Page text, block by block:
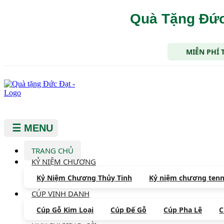
Quà Tặng
MIỄN PHÍ
☰ MENU
TRANG CHỦ
KỶ NIỆM CHƯƠNG
Kỷ Niệm Chương Thủy Tinh Kỷ niệm chương
CÚP VINH DANH
Cúp Gỗ Kim Loại Cúp Đế Gỗ Cúp Pha Lê